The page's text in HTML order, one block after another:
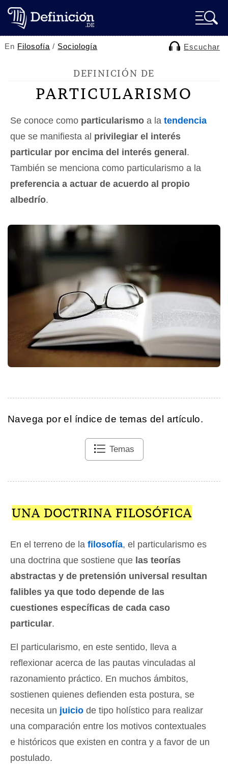
En Filosofía / Sociología Escuchar
DEFINICIÓN DE
PARTICULARISMO
Se conoce como particularismo a la tendencia
que se manifiesta al privilegiar el interés
particular por encima del interés general .
También se menciona como particularismo a la
preferencia a actuar de acuerdo al propio
albedrío.
Navega por el índice de temas del artículo.
Temas
UNA DOCTRINA FILOSÓFICA
En el terreno de la filosofía, el particularismo es
una doctrina que sostiene que las teorías
abstractas y de pretensión universal resultan
falibles ya que todo depende de las
cuestiones específicas de cada caso
particular.
El particularismo, en este sentido, lleva a
reflexionar acerca de las pautas vinculadas al
razonamiento práctico. En muchos ámbitos,
sostienen quienes defienden esta postura, se
necesita un juicio de tipo holístico para realizar
una comparación entre los motivos contextuales
e históricos que existen en contra y a favor de un
postulado.